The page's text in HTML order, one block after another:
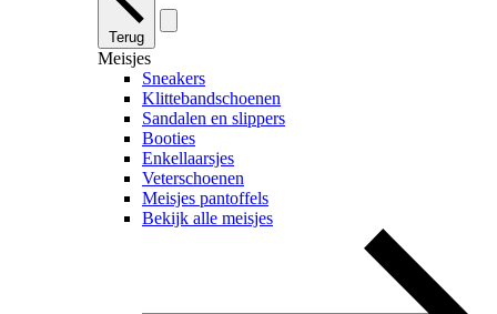
Terug
Meisjes
Sneakers
Klittebandschoenen
Sandalen en slippers
Booties
Enkellaarsjes
Veterschoenen
Meisjes pantoffels
Bekijk alle meisjes